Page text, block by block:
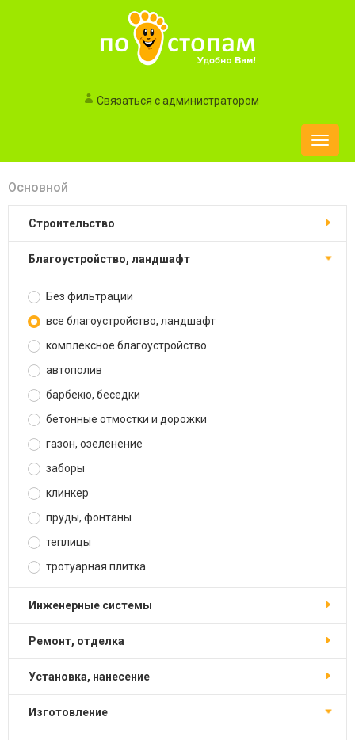
Связаться с администратором
Toggle
Основной
строительство
благоустройство, ландшафт
Без фильтрации
все благоустройство, ландшафт
комплексное благоустройство
автополив
барбекю, беседки
бетонные отмостки и дорожки
газон, озеленение
заборы
клинкер
пруды, фонтаны
теплицы
тротуарная плитка
инженерные системы
ремонт, отделка
установка, нанесение
изготовление